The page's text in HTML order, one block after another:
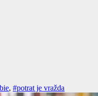
, #potrat je vražda